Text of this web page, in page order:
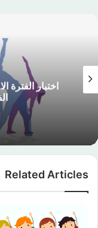
اختبار
Related Articles